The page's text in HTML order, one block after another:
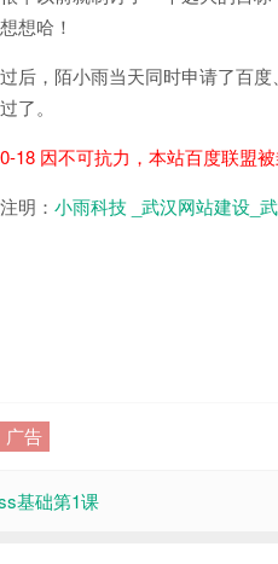
想哈！
后，陌小雨当天同时申请了百
了。
18 因不可抗力，本站百度联盟被
明： 小雨科技 _武汉网站建设_
广告
基础第1课